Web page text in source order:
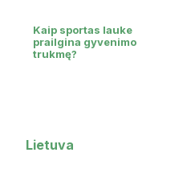
Kaip sportas lauke
prailgina gyvenimo
trukmę?
Lietuva